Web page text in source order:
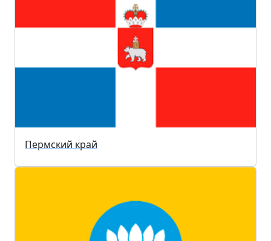
Пермский край